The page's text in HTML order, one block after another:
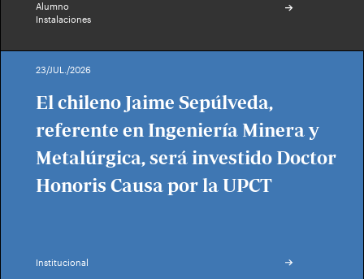
Alumno
Instalaciones
23/JUL./2026
El chileno Jaime Sepúlveda,
referente en Ingeniería Minera y
Metalúrgica, será investido Doctor
Honoris Causa por la UPCT
Institucional